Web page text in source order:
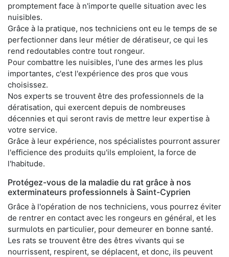
promptement face à n'importe quelle situation avec les
nuisibles.
Grâce à la pratique, nos techniciens ont eu le temps de se
perfectionner dans leur métier de dératiseur, ce qui les
rend redoutables contre tout rongeur.
Pour combattre les nuisibles, l'une des armes les plus
importantes, c'est l'expérience des pros que vous
choisissez.
Nos experts se trouvent être des professionnels de la
dératisation, qui exercent depuis de nombreuses
décennies et qui seront ravis de mettre leur expertise à
votre service.
Grâce à leur expérience, nos spécialistes pourront assurer
l'efficience des produits qu'ils emploient, la force de
l'habitude.
Protégez-vous de la maladie du rat grâce à nos
exterminateurs professionnels à Saint-Cyprien
Grâce à l'opération de nos techniciens, vous pourrez éviter
de rentrer en contact avec les rongeurs en général, et les
surmulots en particulier, pour demeurer en bonne santé.
Les rats se trouvent être des êtres vivants qui se
nourrissent, respirent, se déplacent, et donc, ils peuvent